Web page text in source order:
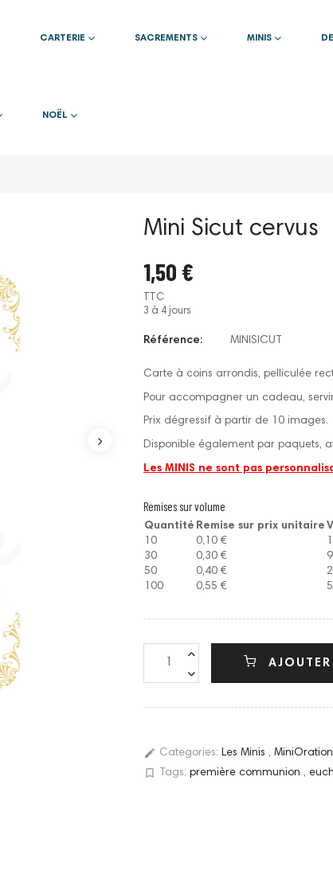
CARTERIE SACREMENTS MINIS
NOËL
Mini Sicut cervus
1,50 €
TTC
3 à 4 jours
Référence: MINISICUT
Carte à coins arrondis, pelliculée
Pour accompagner un cadeau,
Prix dégressif à partir de 10 images.
Disponible également par paquets,
Les MINIS ne sont pas
Remises sur volume
Quantité Remise sur prix unitaire
10
0,10 €
30
0,30 €
50
0,40 €
100
0,55 €
edit Categories: Les Minis ,
bookmark_border Tags: première communion ,